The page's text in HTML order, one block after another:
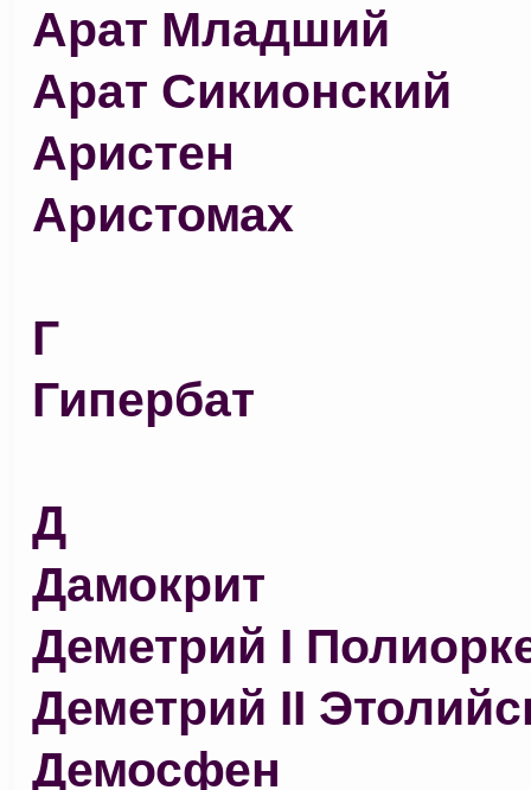
Арат Младший
Арат Сикионский
Аристен
Аристомах
Г
Гипербат
Д
Дамокрит
Деметрий I
Деметрий II
Демосфен